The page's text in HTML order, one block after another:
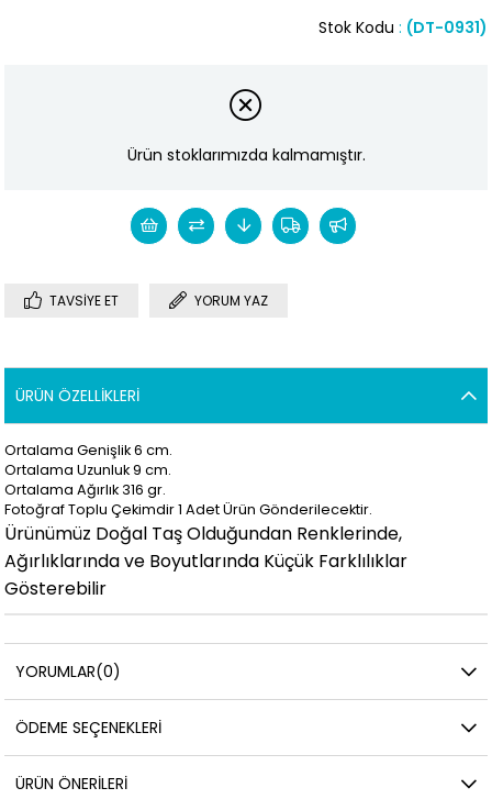
(DT-0931)
Stok Kodu
Ürün stoklarımızda kalmamıştır.
TAVSIYE ET YORUM YAZ
ÜRÜN ÖZELLIKLERI
Ortalama Genişlik 6 cm.
Ortalama Uzunluk 9 cm.
Ortalama Ağırlık 316 gr.
Fotoğraf Toplu Çekimdir 1 Adet Ürün Gönderilecektir.
Ürünümüz Doğal Taş Olduğundan Renklerinde,
Ağırlıklarında ve Boyutlarında Küçük Farklılıklar
Gösterebilir
YORUMLAR(0)
ÖDEME SEÇENEKLERI
ÜRÜN ÖNERILERI